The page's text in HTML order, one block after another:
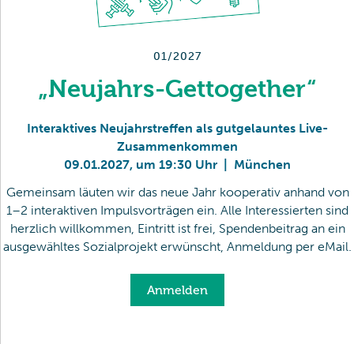
01/2027
„Neujahrs-Gettogether“
Interaktives Neujahrstreffen als gutgelauntes Live-
Zusammenkommen
09.01.2027, um 19:30 Uhr
München
Gemeinsam läuten wir das neue Jahr kooperativ anhand von
1–2 interaktiven Impulsvorträgen ein. Alle Interessierten sind
herzlich willkommen, Eintritt ist frei, Spendenbeitrag an ein
ausgewähltes Sozialprojekt erwünscht, Anmeldung per eMail.
Anmelden